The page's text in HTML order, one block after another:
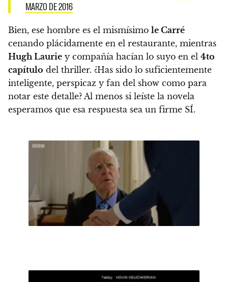
MARZO DE 2016
Bien, ese hombre es el mismísimo le Carré
cenando plácidamente en el restaurante, mientras
Hugh Laurie y compañía hacían lo suyo en el 4to
capítulo del thriller. ¿Has sido lo suficientemente
inteligente, perspicaz y fan del show como para
notar este detalle? Al menos si leíste la novela
esperamos que esa respuesta sea un firme SÍ.